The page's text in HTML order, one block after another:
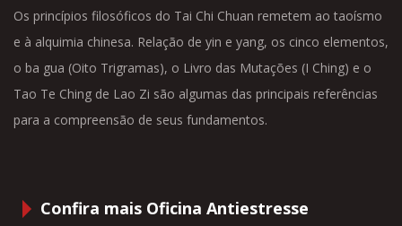
Os princípios filosóficos do Tai Chi Chuan remetem ao taoísmo
e à alquimia chinesa. Relação de yin e yang, os cinco elementos,
o ba gua (Oito Trigramas), o Livro das Mutações (I Ching) e o
Tao Te Ching de Lao Zi são algumas das principais referências
para a compreensão de seus fundamentos.
Confira mais Oficina Antiestresse